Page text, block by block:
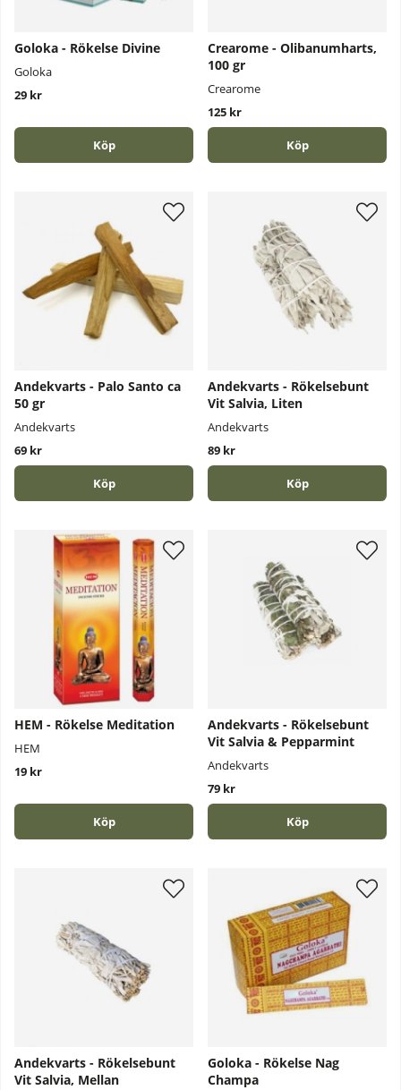
Goloka - Rökelse Divine
Goloka
29 kr
Köp
Crearome - Olibanumharts,
100 gr
Crearome
125 kr
Köp
Andekvarts - Palo Santo ca
50 gr
Andekvarts
69 kr
Köp
Andekvarts - Rökelsebunt
Vit Salvia, Liten
Andekvarts
89 kr
Köp
HEM - Rökelse Meditation
HEM
19 kr
Köp
Andekvarts - Rökelsebunt
Vit Salvia & Pepparmint
Andekvarts
79 kr
Köp
Andekvarts - Rökelsebunt
Vit Salvia, Mellan
Goloka - Rökelse Nag
Champa